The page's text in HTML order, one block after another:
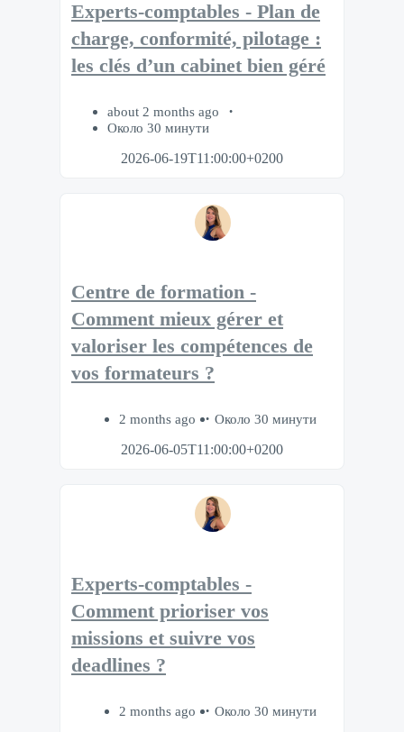
Experts-comptables - Plan de
charge, conformité, pilotage :
les clés d’un cabinet bien géré
about 2 months ago
Около 30 минути
2026-06-19T11:00:00+0200
Centre de formation -
Comment mieux gérer et
valoriser les compétences de
vos formateurs ?
2 months ago
Около 30 минути
2026-06-05T11:00:00+0200
Experts-comptables -
Comment prioriser vos
missions et suivre vos
deadlines ?
2 months ago
Около 30 минути